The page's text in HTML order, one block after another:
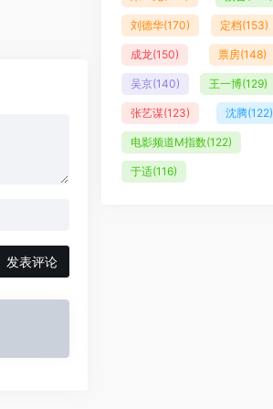
发表评论
刘德华(170) 定档(153)
成龙(150) 票房(148)
吴京(140) 王一博(129)
张艺谋(123) 沈腾(122)
电影频道M指数(122)
于适(116)